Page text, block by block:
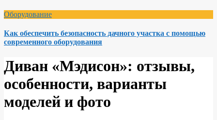
Оборудование
Как обеспечить безопасность дачного участка с помощью
современного оборудования
Диван «Мэдисон»: отзывы,
особенности, варианты
моделей и фото